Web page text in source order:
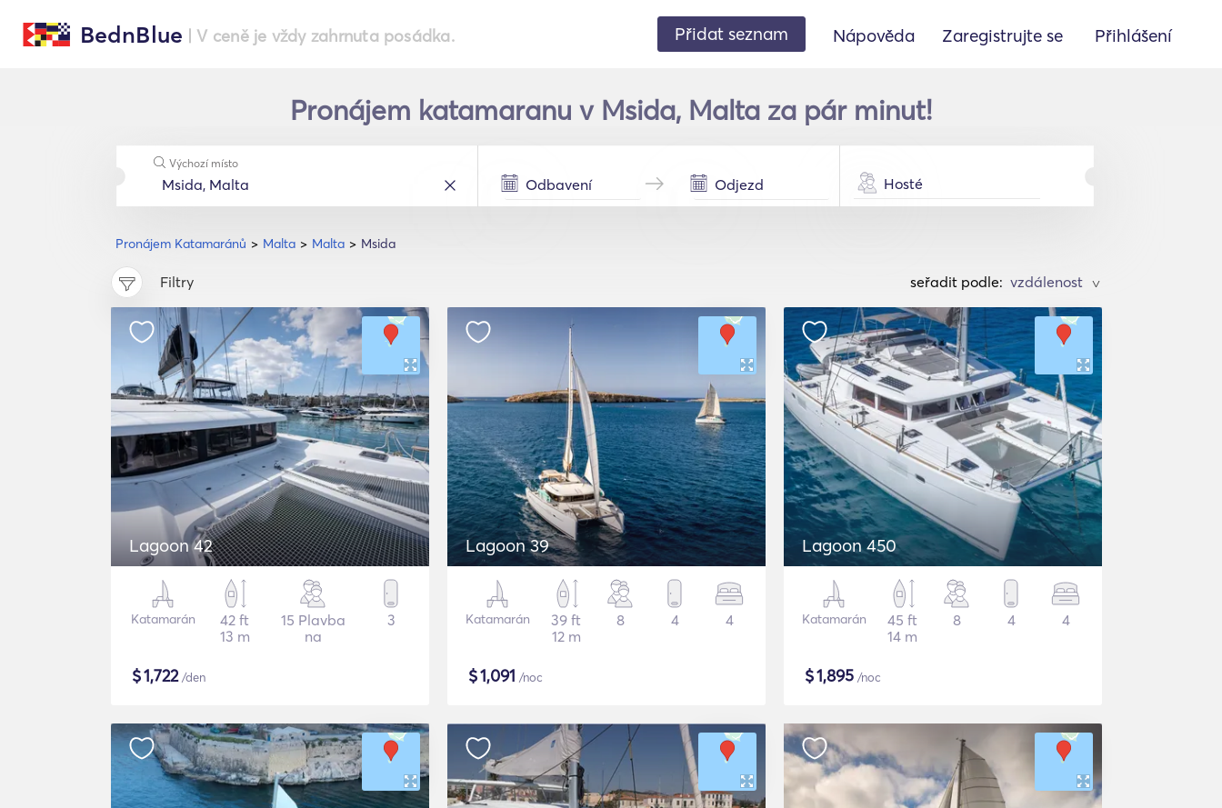
BednBlue | V ceně je vždy zahrnuta posádka. Přidat seznam Nápověda Zaregistrujte se Přihlášení
Pronájem katamaranu v Msida, Malta za pár minut!
Pronájem Katamaránů Malta Malta Msida
Výchozí místo
Hosté
Filtry seřadit podle: >
Lagoon 42
Katamarán
42 ft
13 m
15 Plavba
na
3
$1,722/den
Lagoon 39
Katamarán
39 ft
12 m
8 4 4
$1,091 /noc
Lagoon 450
Katamarán
45 ft
14 m
8 4 4
$1,895 /noc